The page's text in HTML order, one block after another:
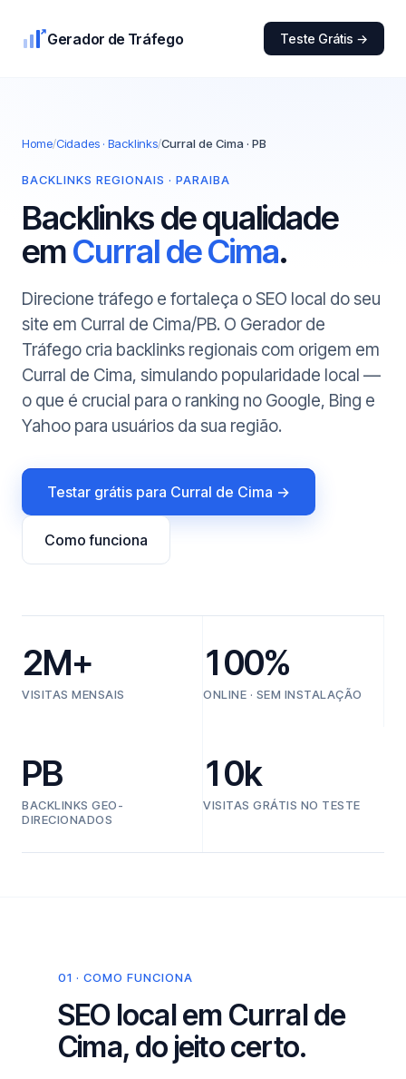
Gerador de Tráfego Teste Grátis →
Home/Cidades · Backlinks/Curral de Cima · PB
BACKLINKS REGIONAIS · PARAIBA
Backlinks de qualidade
emCurral de Cima.
Direcione tráfego e fortaleça o SEO local do seu
site em Curral de Cima/PB. O Gerador de
Tráfego cria backlinks regionais com origem em
Curral de Cima, simulando popularidade local —
o que é crucial para o ranking no Google, Bing e
Yahoo para usuários da sua região.
Testar grátis para Curral de Cima →
Como funciona
2M+
VISITAS MENSAIS
100%
ONLINE · SEM INSTALAÇÃO
PB
BACKLINKS GEO-
DIRECIONADOS
10k
VISITAS GRÁTIS NO TESTE
01 · COMO FUNCIONA
SEO local em Curral de
Cima, do jeito certo.